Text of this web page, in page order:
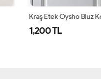
1,200 TL